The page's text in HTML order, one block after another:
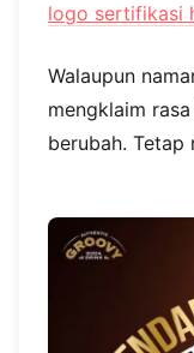
logo sertifikasi
Walaupun
mengklaim
berubah. Tetap